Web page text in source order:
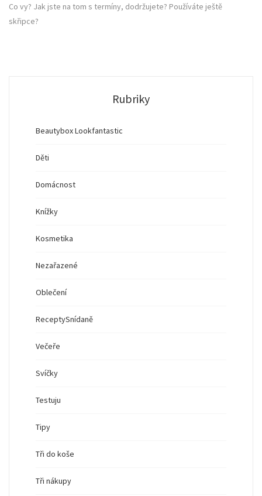
Co vy? Jak jste na tom s termíny, dodržujete? Používáte ještě
skřipce?
Rubriky
Beautybox Lookfantastic
Děti
Domácnost
Knížky
Kosmetika
Nezařazené
Oblečení
ReceptySnídaně
Večeře
Svíčky
Testuju
Tipy
Tři do koše
Tři nákupy